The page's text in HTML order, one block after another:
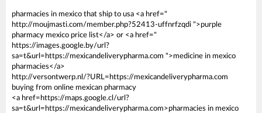
pharmacies in mexico that ship to usa <a href="
http://moujmasti.com/member.php?52413-uffnrfzqdi ">purple
pharmacy mexico price list</a> or <a href="
https://images.google.by/url?
sa=t&url=https://mexicandeliverypharma.com ">medicine in mexico
pharmacies</a>
http://versontwerp.nl/?URL=https://mexicandeliverypharma.com
buying from online mexican pharmacy
<a href=https://maps.google.cl/url?
sa=t&url=https://mexicandeliverypharma.com>pharmacies in mexico